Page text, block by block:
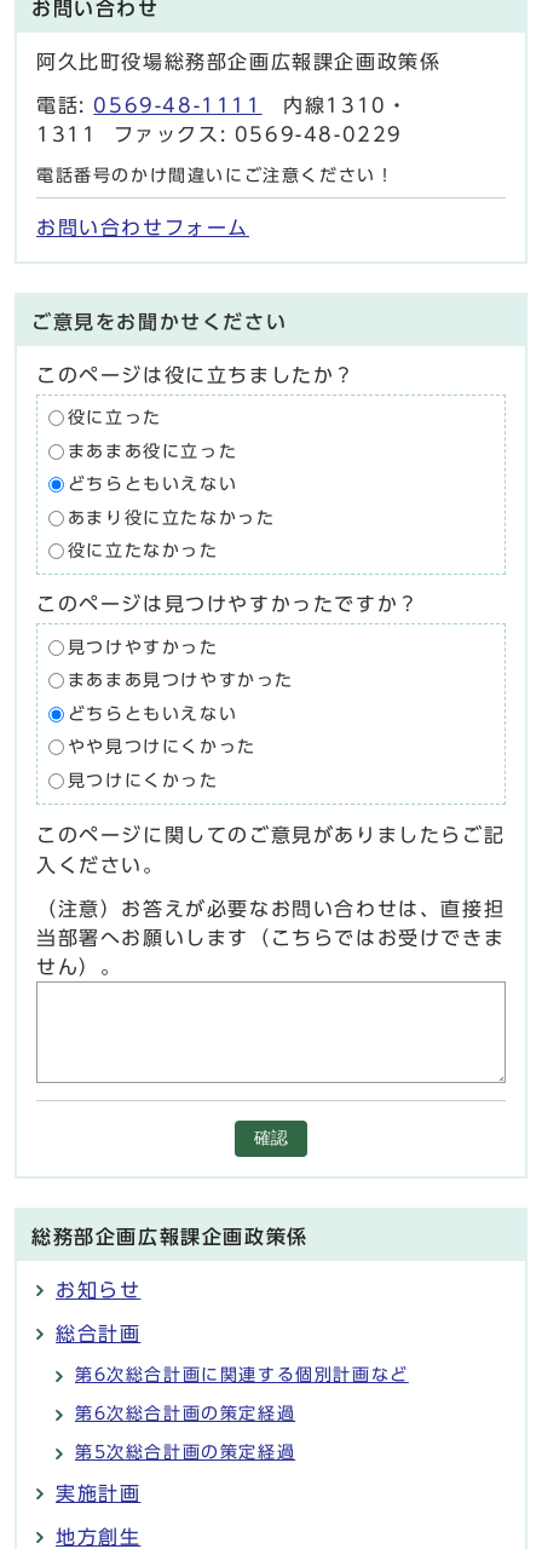
お問い合わせ
阿久比町役場総務部企画広報課企画政策係
電話: 0569-48-1111
内線1310・
1311 ファックス: 0569-48-0229
電話番号のかけ間違いにご注意ください！
お問い合わせフォーム
ご意見をお聞かせください
このページは役に立ちましたか？
役に立った
まあまあ役に立った
どちらともいえない
あまり役に立たなかった
役に立たなかった
このページは見つけやすかったですか？
見つけやすかった
まあまあ見つけやすかった
どちらともいえない
やや見つけにくかった
見つけにくかった
このページに関してのご意見がありましたらご記
入ください。
（注意）お答えが必要なお問い合わせは、直接担
当部署へお願いします（こちらではお受けできま
せん）。
確認
総務部企画広報課企画政策係
お知らせ
総合計画
第6次総合計画に関連する個別計画など
第6次総合計画の策定経過
第5次総合計画の策定経過
実施計画
地方創生